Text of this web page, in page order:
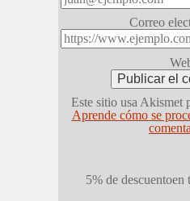
Correo
Este sitio usa Akismet
Aprende cómo se
5% de descuentoen